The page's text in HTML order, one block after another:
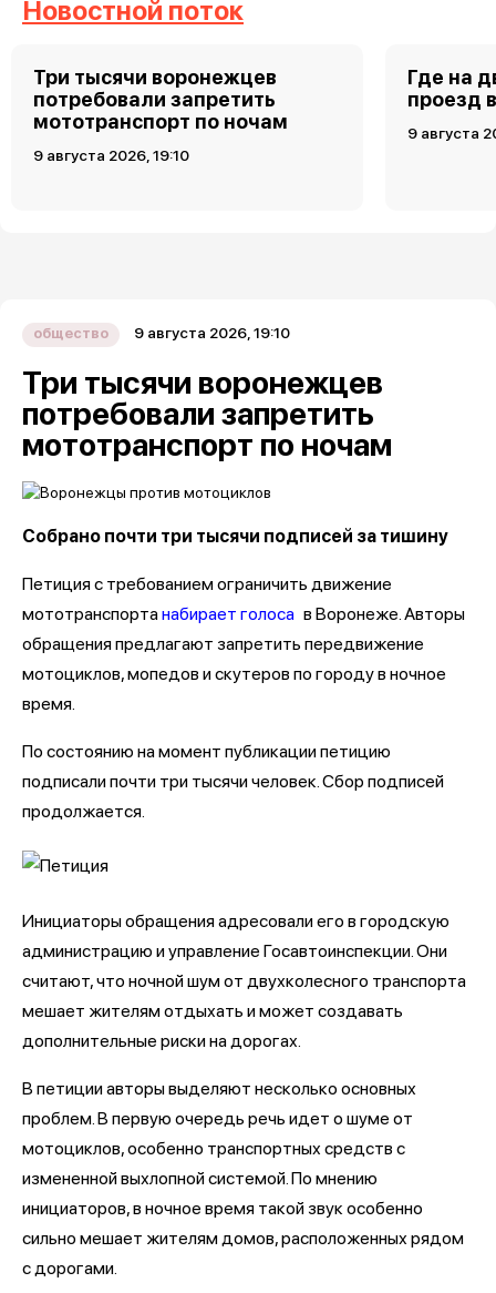
Новостной поток
Три тысячи воронежцев
потребовали запретить
мототранспорт по ночам
9 августа 2026, 19:10
Где на
проезд
9 августа
общество 9 августа 2026, 19:10
Три тысячи воронежцев
потребовали запретить
мототранспорт по ночам
Собрано почти три тысячи подписей за тишину
Петиция с требованием ограничить движение
мототранспортанабирает голоса в Воронеже. Авторы
обращения предлагают запретить передвижение
мотоциклов, мопедов и скутеров по городу в ночное
время.
По состоянию на момент публикации петицию
подписали почти три тысячи человек. Сбор подписей
продолжается.
Инициаторы обращения адресовали его в городскую
администрацию и управление Госавтоинспекции. Они
считают, что ночной шум от двухколесного транспорта
мешает жителям отдыхать и может создавать
дополнительные риски на дорогах.
В петиции авторы выделяют несколько основных
проблем. В первую очередь речь идет о шуме от
мотоциклов, особенно транспортных средств с
измененной выхлопной системой. По мнению
инициаторов, в ночное время такой звук особенно
сильно мешает жителям домов, расположенных рядом
с дорогами.